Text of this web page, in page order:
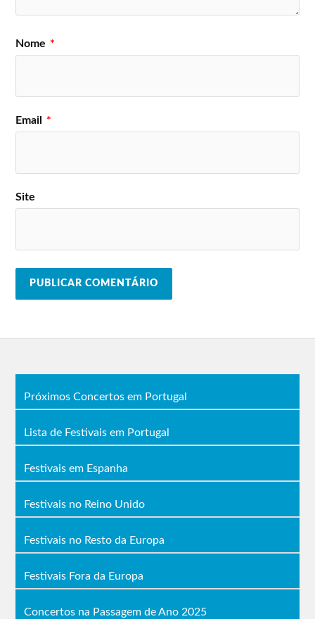
Nome *
Email *
Site
Próximos Concertos em Portugal
Lista de Festivais em Portugal
Festivais em Espanha
Festivais no Reino Unido
Festivais no Resto da Europa
Festivais Fora da Europa
Concertos na Passagem de Ano 2025